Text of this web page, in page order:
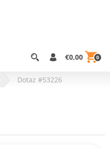
€0,00 0
Dotaz #53226